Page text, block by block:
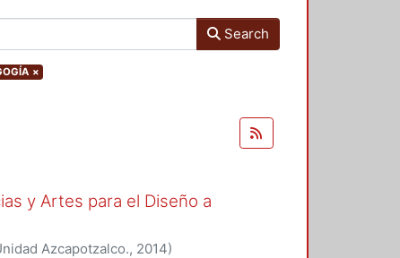
Search
×
y Artes para el Diseño a
Azcapotzalco., 2014)